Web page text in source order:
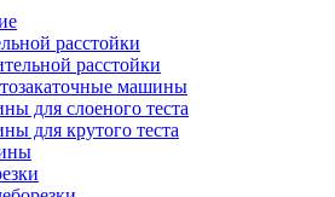
расстойки
расстойки
машины
для слоеного теста
для крутого теста